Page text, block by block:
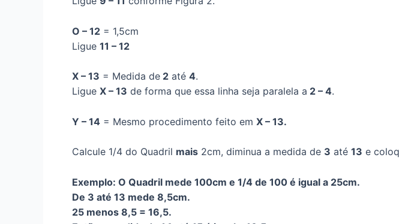
O – 12 = 1,5cm
Ligue 11 – 12
X – 13 = Medida de 2 até 4.
Ligue X – 13 de forma que essa linha seja paralela a 2 – 4.
Y – 14 = Mesmo procedimento feito em X – 13.
Calcule 1/4 do Quadril mais 2cm, diminua a medida de 3 até 13 e
Exemplo: O Quadril mede 100cm e 1/4 de 100 é igual a 25cm.
De 3 até 13 mede 8,5cm.
25 menos 8,5 = 16,5.